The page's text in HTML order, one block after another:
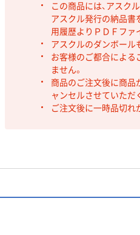
この商品には、アスク
アスクル発行の納品書
用履歴よりＰＤＦファ
アスクルのダンボール
お客様のご都合による
ません。
商品のご注文後に商品
ャンセルさせていただ
ご注文後に一時品切れ